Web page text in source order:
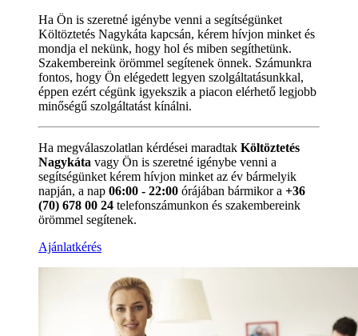
Ha Ön is szeretné igénybe venni a segítségünket
Költöztetés Nagykáta kapcsán, kérem hívjon minket és
mondja el nekünk, hogy hol és miben segíthetünk.
Szakembereink örömmel segítenek önnek. Számunkra
fontos, hogy Ön elégedett legyen szolgáltatásunkkal,
éppen ezért cégünk igyekszik a piacon elérhető legjobb
minőségű szolgáltatást kínálni.
Ha megválaszolatlan kérdései maradtak Költöztetés
Nagykáta vagy Ön is szeretné igénybe venni a
segítségünket kérem hívjon minket az év bármelyik
napján, a nap 06:00 - 22:00 órájában bármikor a +36
(70) 678 00 24 telefonszámunkon és szakembereink
örömmel segítenek.
Ajánlatkérés